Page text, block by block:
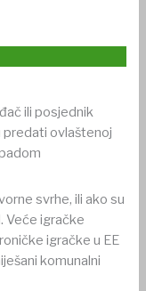
ili posjednik
predati ovlaštenoj
svrhe, ili ako su
Veće igračke
igračke u EE
komunalni